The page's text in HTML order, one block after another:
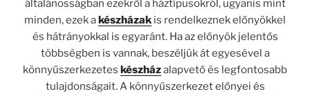
általánosságban ezekről a háztípusokról, ugyanis mint
minden, ezek akészházak is rendelkeznek előnyökkel
és hátrányokkal is egyaránt. Ha az előnyök jelentős
többségben is vannak, beszéljük át egyesével a
könnyűszerkezetes készházalapvető és legfontosabb
tulajdonságait. A könnyűszerkezet előnyei és